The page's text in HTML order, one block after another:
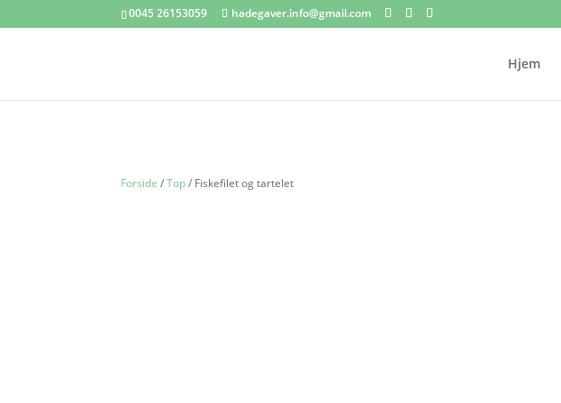
0045 26153059 hadegaver.info@gmail.com
Hjem
Forside /Top/ Fiskefilet og tartelet